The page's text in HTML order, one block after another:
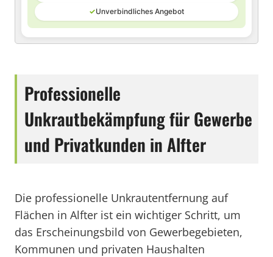
✓Unverbindliches Angebot
Professionelle
Unkrautbekämpfung für Gewerbe
und Privatkunden in Alfter
Die professionelle Unkrautentfernung auf
Flächen in Alfter ist ein wichtiger Schritt, um
das Erscheinungsbild von Gewerbegebieten,
Kommunen und privaten Haushalten